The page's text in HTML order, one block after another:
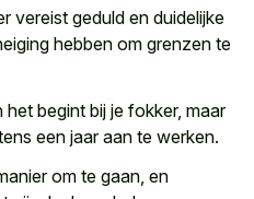
vereist geduld en duidelijke
hebben om grenzen te
begint bij je fokker, maar
een jaar aan te werken.
om te gaan, en